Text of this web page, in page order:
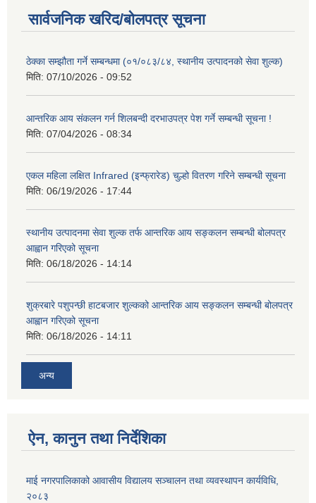
सार्वजनिक खरिद/बोलपत्र सूचना
ठेक्का सम्झौता गर्ने सम्बन्धमा (०१/०८३/८४, स्थानीय उत्पादनको सेवा शुल्क)
मिति: 07/10/2026 - 09:52
आन्तरिक आय संकलन गर्न शिलबन्दी दरभाउपत्र पेश गर्ने सम्बन्धी सूचना !
मिति: 07/04/2026 - 08:34
एकल महिला लक्षित Infrared (इन्फ्रारेड) चुल्हो वितरण गरिने सम्बन्धी सूचना
मिति: 06/19/2026 - 17:44
स्थानीय उत्पादनमा सेवा शुल्क तर्फ आन्तरिक आय सङ्कलन सम्बन्धी बोलपत्र
आह्वान गरिएको सूचना
मिति: 06/18/2026 - 14:14
शुक्रबारे पशुपन्छी हाटबजार शुल्कको आन्तरिक आय सङ्कलन सम्बन्धी बोलपत्र
आह्वान गरिएको सूचना
मिति: 06/18/2026 - 14:11
अन्य
ऐन, कानुन तथा निर्देशिका
माई नगरपालिकाको आवासीय विद्यालय सञ्चालन तथा व्यवस्थापन कार्यविधि,
२०८३